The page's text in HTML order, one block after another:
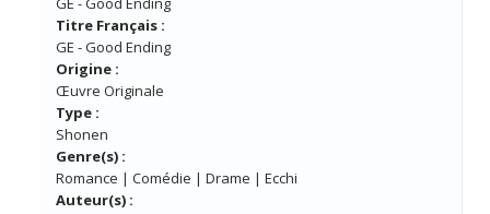
Titre Français :
GE - Good Ending
Origine :
Œuvre Originale
Type :
Shonen
Genre(s) :
Romance | Comédie | Drame | Ecchi
Auteur(s) :